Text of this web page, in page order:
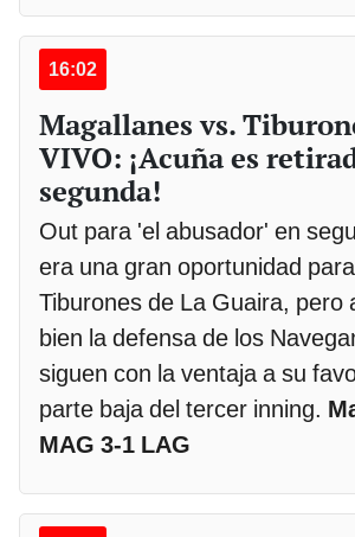
16:02
Magallanes vs.
VIVO: ¡Acuña es
segunda!
Out para 'el abusador' en
era una gran oportunidad
Tiburones de La Guaira, pero
bien la defensa de los
siguen con la ventaja a su
parte baja del tercer inning.
MAG 3-1 LAG